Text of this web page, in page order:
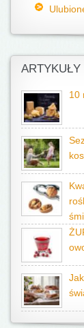
ARTYKUŁY
10